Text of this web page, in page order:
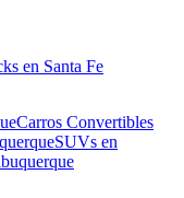
en Santa Fe
Carros Convertibles
SUVs en